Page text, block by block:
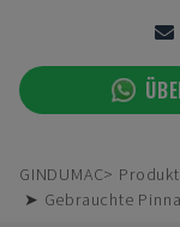
GINDUMAC
➤ Gebrauchte